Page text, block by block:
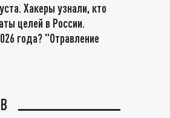
Хакеры узнали, кто
целей в России.
года? "Отравление